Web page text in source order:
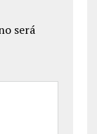
será